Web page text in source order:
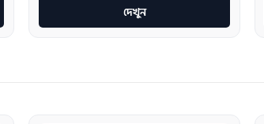
দেখুন